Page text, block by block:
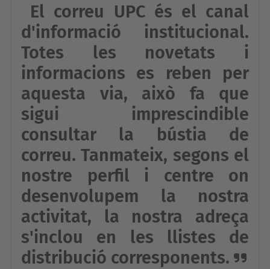
El correu UPC és el canal
d'informació institucional.
Totes les novetats i
informacions es reben per
aquesta via, això fa que
sigui imprescindible
consultar la bústia de
correu. Tanmateix, segons el
nostre perfil i centre on
desenvolupem la nostra
activitat, la nostra adreça
s'inclou en les llistes de
distribució corresponents.